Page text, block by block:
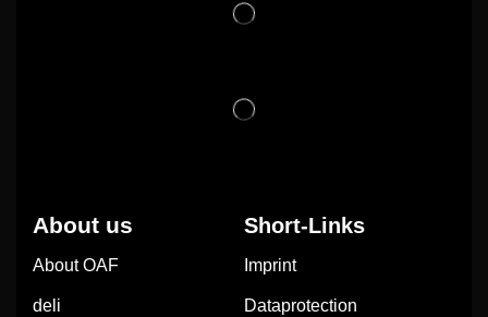
About us
About OAF
deli
Short-Links
Imprint
Dataprotection